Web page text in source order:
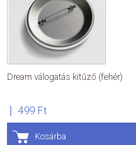
Dream válogatás kitűző (fehér)
499 Ft
Kosárba